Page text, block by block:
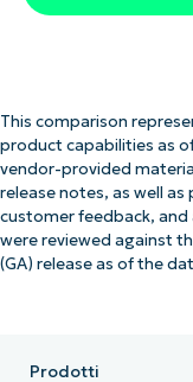
This comparison
product capabilities as
vendor-provided
release notes, as well
customer feedback, and
were reviewed against
(GA) release as of the
Prodotti